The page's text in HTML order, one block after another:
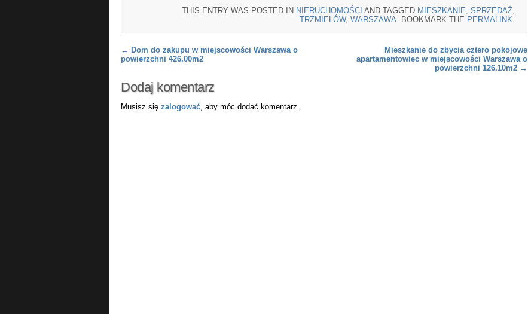
THIS ENTRY WAS POSTED IN NIERUCHOMOŚCI AND TAGGED MIESZKANIE SPRZEDAŻ
TRZMIELÓW, WARSZAWA . BOOKMARK THE PERMALINK
Post navigation
← Dom do zakupu w miejscowości Warszawa o
powierzchni 426.00m2
Mieszkanie do zbycia cztero pokojowe
apartamentowiec w miejscowości Warszawa o
powierzchni 126.10m2 →
Dodaj komentarz
Musisz się zalogować, aby móc dodać komentarz.